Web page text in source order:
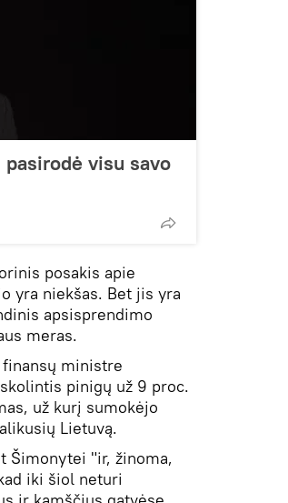
visu savo
posakis apie
yra niekšas. Bet jis yra
apsisprendimo
meras.
ministre
pinigų už 9 proc.
už kurį sumokėjo
Lietuvą.
Šimonytei "ir, žinoma,
iki šiol neturi